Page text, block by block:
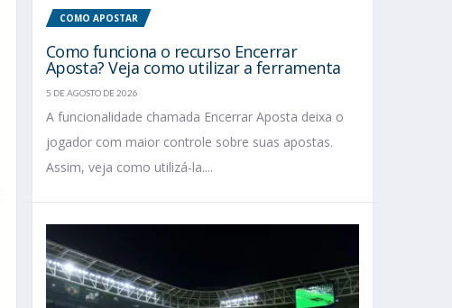
COMO APOSTAR
Como funciona o recurso Encerrar
Aposta? Veja como utilizar a ferramenta
5 DE AGOSTO DE 2026
A funcionalidade chamada Encerrar Aposta deixa o
jogador com maior controle sobre suas apostas.
Assim, veja como utilizá-la....